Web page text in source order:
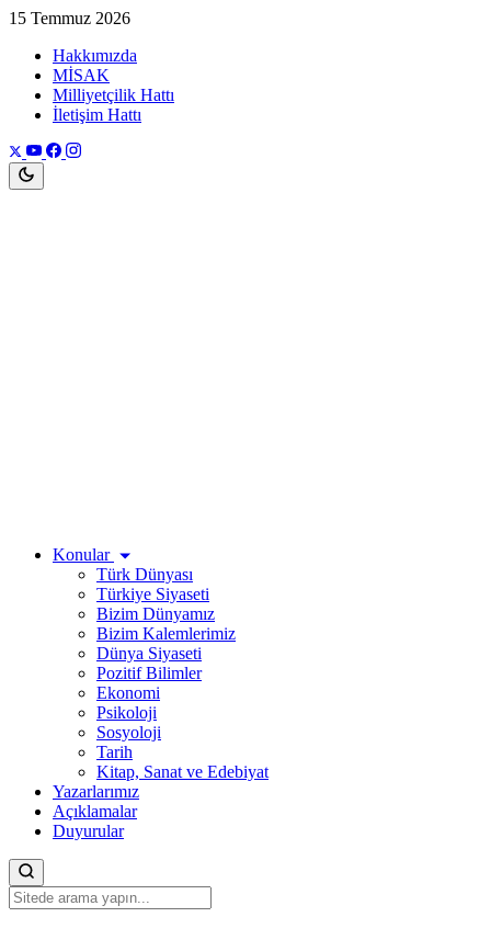
15 Temmuz 2026
Hakkımızda
MİSAK
Milliyetçilik Hattı
İletişim Hattı
Konular
Türk Dünyası
Türkiye Siyaseti
Bizim Dünyamız
Bizim Kalemlerimiz
Dünya Siyaseti
Pozitif Bilimler
Ekonomi
Psikoloji
Sosyoloji
Tarih
Kitap, Sanat ve Edebiyat
Yazarlarımız
Açıklamalar
Duyurular